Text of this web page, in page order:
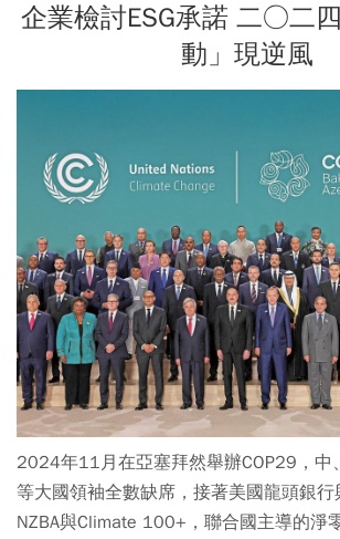
企業檢討ESG承諾 二○二
動」現逆風
2024年11月在亞塞拜然舉辦COP29，中
等大國領袖全數缺席，接著美國龍頭銀行
NZBA與Climate 100+，聯合國主導的淨